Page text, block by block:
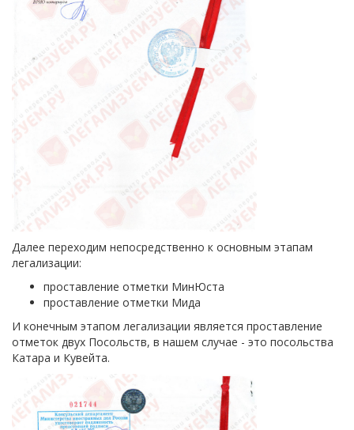
Далее переходим непосредственно к основным этапам
легализации:
проставление отметки МинЮста
проставление отметки Мида
И конечным этапом легализации является проставление
отметок двух Посольств, в нашем случае - это посольства
Катара и Кувейта.